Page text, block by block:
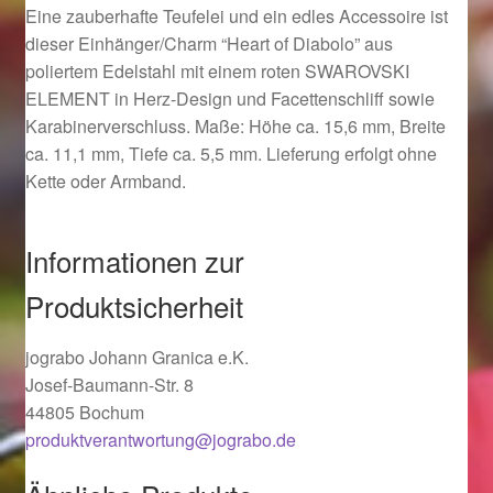
Ostergeschenke finden für Ostern 2019
Ostergeschenke finden für Ostern 2020
Ostergeschenke finden für Ostern 2021
Partner
Shop
Startseite
Startseite
Eine zauberhafte Teufelei und ein edles Accessoire ist
dieser Einhänger/Charm “Heart of Diabolo” aus
poliertem Edelstahl mit einem roten SWAROVSKI
ELEMENT in Herz-Design und Facettenschliff sowie
Karabinerverschluss. Maße: Höhe ca. 15,6 mm, Breite
ca. 11,1 mm, Tiefe ca. 5,5 mm. Lieferung erfolgt ohne
Kette oder Armband.
Informationen zur
Produktsicherheit
jograbo Johann Granica e.K.
Josef-Baumann-Str. 8
44805 Bochum
produktverantwortung@jograbo.de